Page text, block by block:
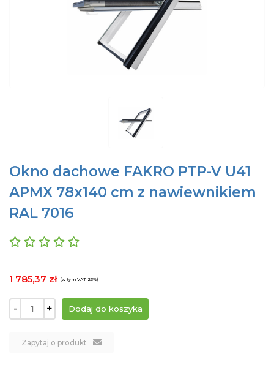
Okno dachowe FAKRO PTP-V U41
APMX 78x140 cm z nawiewnikiem
RAL 7016
1 785,37 zł (w tym VAT 23%)
- +
Zapytaj o produkt